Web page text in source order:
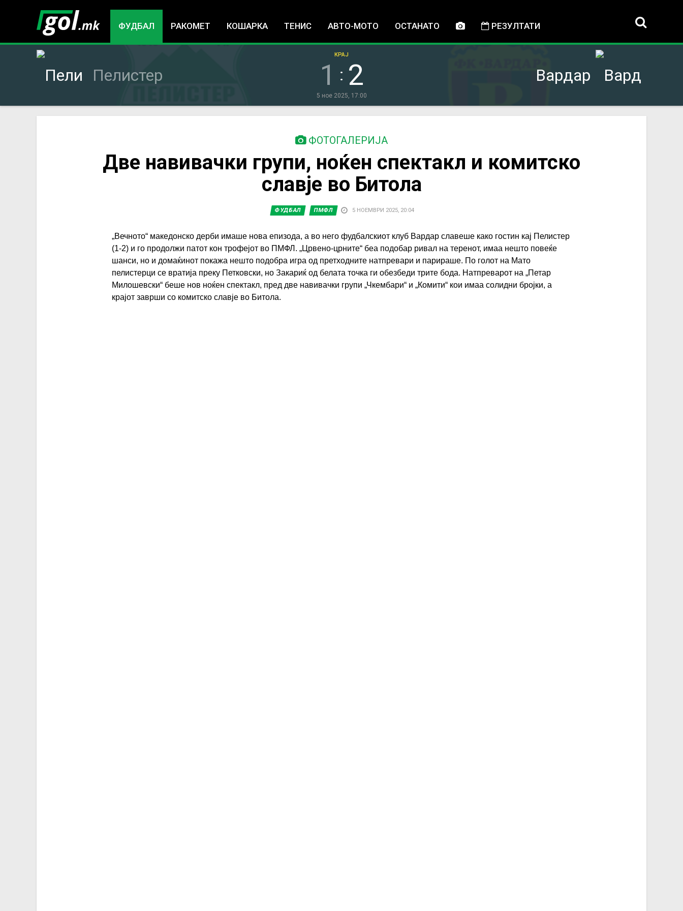
ФУДБАЛ РАКОМЕТ КОШАРКА ТЕНИС АВТО-МОТО ОСТАНАТО РЕЗУЛТАТИ
Пелистер Вардар
1 : 2
КРАЈ
5 ное 2025, 17:00
ФОТОГАЛЕРИЈА
Две навивачки групи, ноќен спектакл и комитско
славје во Битола
ФУДБАЛ ПМФЛ 5 НОЕМВРИ 2025, 20:04
„Вечното“ македонско дерби имаше нова епизода, а во него фудбалскиот клуб Вардар славеше како гостин кај Пелистер
(1-2) и го продолжи патот кон трофејот во ПМФЛ. „Црвено-црните“ беа подобар ривал на теренот, имаа нешто повеќе
шанси, но и домаќинот покажа нешто подобра игра од претходните натпревари и парираше. По голот на Мато
пелистерци се вратија преку Петковски, но Закариќ од белата точка ги обезбеди трите бода. Натпреварот на „Петар
Милошевски“ беше нов ноќен спектакл, пред две навивачки групи „Чкембари“ и „Комити“ кои имаа солидни бројки, а
крајот заврши со комитско славје во Битола.